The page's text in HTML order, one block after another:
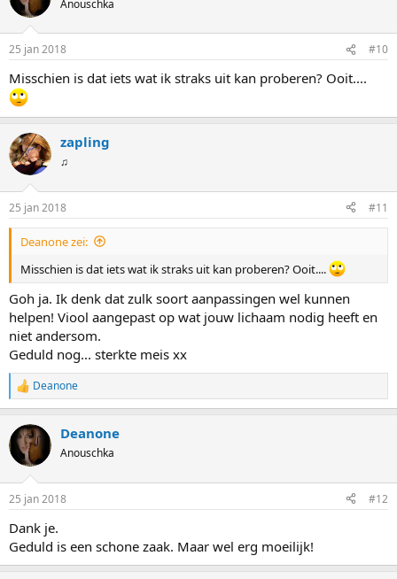
Anouschka
25 jan 2018 #10
Misschien is dat iets wat ik straks uit kan proberen? Ooit....
zapling
♫
25 jan 2018 #11
Deanone zei:
Misschien is dat iets wat ik straks uit kan proberen? Ooit....
Goh ja. Ik denk dat zulk soort aanpassingen wel kunnen
helpen! Viool aangepast op wat jouw lichaam nodig heeft en
niet andersom.
Geduld nog... sterkte meis xx
W
a
r
d
e
n
e
n
:
Deanone
Deanone
Anouschka
25 jan 2018 #12
Dank je.
Geduld is een schone zaak. Maar wel erg moeilijk!